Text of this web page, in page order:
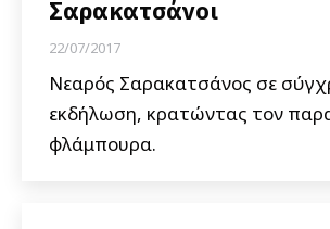
Σαρακατσάνοι
22/07/2017
Νεαρός Σαρακατσάνος σε
εκδήλωση, κρατώντας τον
φλάμπουρα.